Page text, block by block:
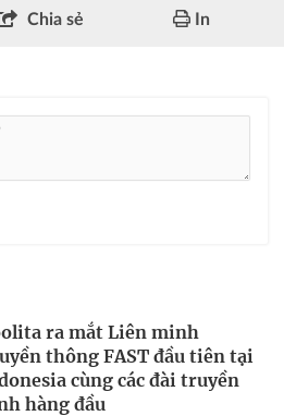
Chia sẻ In
ra mắt Liên minh
thông FAST đầu tiên tại
cùng các đài truyền
hàng đầu